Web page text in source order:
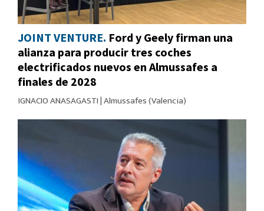
JOINT VENTURE. Ford y Geely firman una
alianza para producir tres coches
electrificados nuevos en Almussafes a
finales de 2028
IGNACIO ANASAGASTI|Almussafes (Valencia)